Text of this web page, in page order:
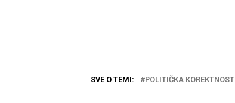
SVE O TEMI: POLITIČKA KOREKTNOST